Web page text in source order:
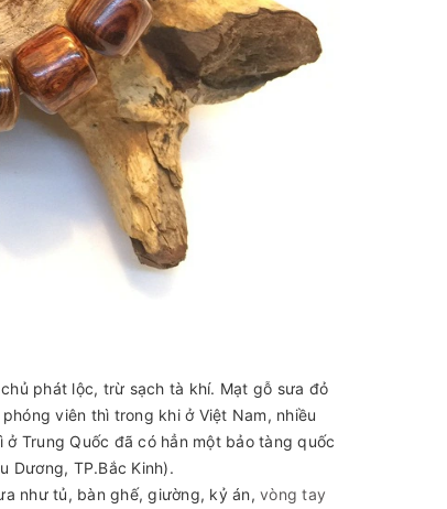
phát lộc, trừ sạch tà khí. Mạt gỗ sưa đỏ
viên thì trong khi ở Việt Nam, nhiều
Trung Quốc đã có hẳn một bảo tàng quốc
Dương, TP.Bắc Kinh).
như tủ, bàn ghế, giường, kỷ án, vòng tay